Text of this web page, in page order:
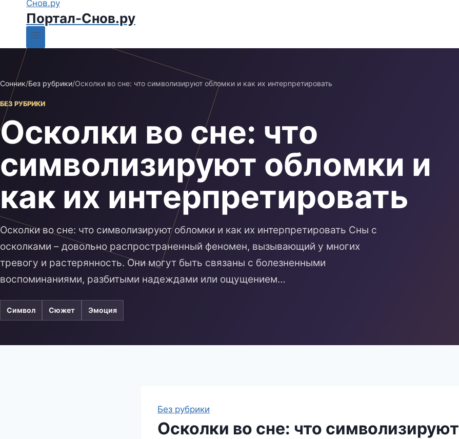
Портал-Снов.ру
Сонник/Без рубрики/Осколки во сне: что символизируют обломки и как их интерпретировать
БЕЗ РУБРИКИ
Осколки во сне: что
символизируют обломки и
как их интерпретировать
Осколки во сне: что символизируют обломки и как их интерпретировать Сны с
осколками – довольно распространенный феномен, вызывающий у многих
тревогу и растерянность. Они могут быть связаны с болезненными
воспоминаниями, разбитыми надеждами или ощущением…
Символ Сюжет Эмоция
Без рубрики
Осколки во сне: что символизируют